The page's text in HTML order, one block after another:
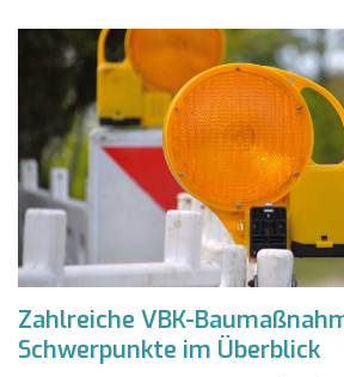
Zahlreiche VBK-
Schwerpunkte im Überblick